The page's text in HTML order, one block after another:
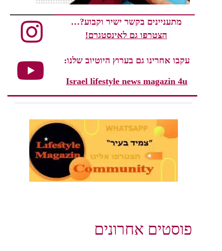
מתעניינים בקשר ישיר וקבוע?…
הצטרפו גם לאינסטגרם!
עקבו אחרינו גם בערוץ היוטיוב שלנו:
Israel lifestyle news magazin 4u
פוסטים אחרונים